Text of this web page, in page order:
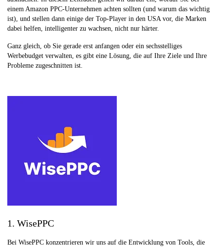
einem Amazon PPC-Unternehmen achten sollten (und warum das wichtig
ist), und stellen dann einige der Top-Player in den USA vor, die Marken
dabei helfen, intelligenter zu wachsen, nicht nur härter.
Ganz gleich, ob Sie gerade erst anfangen oder ein sechsstelliges
Werbebudget verwalten, es gibt eine Lösung, die auf Ihre Ziele und Ihre
Probleme zugeschnitten ist.
1. WisePPC
Bei WisePPC konzentrieren wir uns auf die Entwicklung von Tools, die